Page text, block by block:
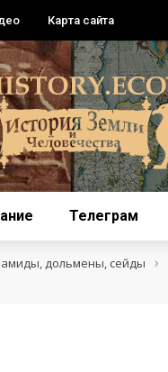
Карта сайта
Телеграм
дольмены, сейды ›